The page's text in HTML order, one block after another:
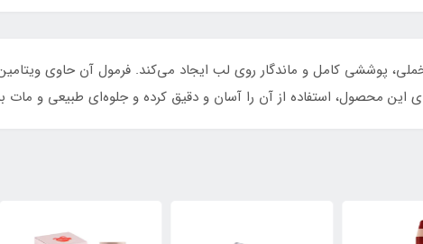
محصول، استفاده از آن را آسان و دقیق کرده و جلوه‌ای طبیعی و مات